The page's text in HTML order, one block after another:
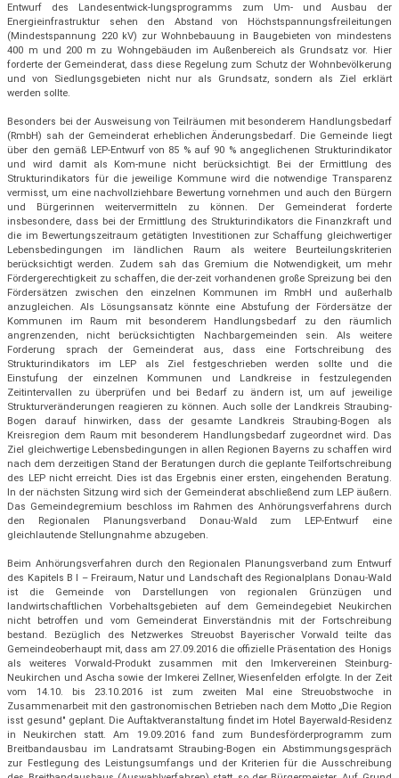
Entwurf des Landesentwick-lungsprogramms zum Um- und Ausbau der
Energieinfrastruktur sehen den Abstand von Höchstspannungsfreileitungen
(Mindestspannung 220 kV) zur Wohnbebauung in Baugebieten von mindestens
400 m und 200 m zu Wohngebäuden im Außenbereich als Grundsatz vor. Hier
forderte der Gemeinderat, dass diese Regelung zum Schutz der Wohnbevölkerung
und von Siedlungsgebieten nicht nur als Grundsatz, sondern als Ziel erklärt
werden sollte.
Besonders bei der Ausweisung von Teilräumen mit besonderem Handlungsbedarf
(RmbH) sah der Gemeinderat erheblichen Änderungsbedarf. Die Gemeinde liegt
über den gemäß LEP-Entwurf von 85 % auf 90 % angeglichenen Strukturindikator
und wird damit als Kom-mune nicht berücksichtigt. Bei der Ermittlung des
Strukturindikators für die jeweilige Kommune wird die notwendige Transparenz
vermisst, um eine nachvollziehbare Bewertung vornehmen und auch den Bürgern
und Bürgerinnen weitervermitteln zu können. Der Gemeinderat forderte
insbesondere, dass bei der Ermittlung des Strukturindikators die Finanzkraft und
die im Bewertungszeitraum getätigten Investitionen zur Schaffung gleichwertiger
Lebensbedingungen im ländlichen Raum als weitere Beurteilungskriterien
berücksichtigt werden. Zudem sah das Gremium die Notwendigkeit, um mehr
Fördergerechtigkeit zu schaffen, die der-zeit vorhandenen große Spreizung bei den
Fördersätzen zwischen den einzelnen Kommunen im RmbH und außerhalb
anzugleichen. Als Lösungsansatz könnte eine Abstufung der Fördersätze der
Kommunen im Raum mit besonderem Handlungsbedarf zu den räumlich
angrenzenden, nicht berücksichtigten Nachbargemeinden sein. Als weitere
Forderung sprach der Gemeinderat aus, dass eine Fortschreibung des
Strukturindikators im LEP als Ziel festgeschrieben werden sollte und die
Einstufung der einzelnen Kommunen und Landkreise in festzulegenden
Zeitintervallen zu überprüfen und bei Bedarf zu ändern ist, um auf jeweilige
Strukturveränderungen reagieren zu können. Auch solle der Landkreis Straubing-
Bogen darauf hinwirken, dass der gesamte Landkreis Straubing-Bogen als
Kreisregion dem Raum mit besonderem Handlungsbedarf zugeordnet wird. Das
Ziel gleichwertige Lebensbedingungen in allen Regionen Bayerns zu schaffen wird
nach dem derzeitigen Stand der Beratungen durch die geplante Teilfortschreibung
des LEP nicht erreicht. Dies ist das Ergebnis einer ersten, eingehenden Beratung.
In der nächsten Sitzung wird sich der Gemeinderat abschließend zum LEP äußern.
Das Gemeindegremium beschloss im Rahmen des Anhörungsverfahrens durch
den Regionalen Planungsverband Donau-Wald zum LEP-Entwurf eine
gleichlautende Stellungnahme abzugeben.
Beim Anhörungsverfahren durch den Regionalen Planungsverband zum Entwurf
des Kapitels B I – Freiraum, Natur und Landschaft des Regionalplans Donau-Wald
ist die Gemeinde von Darstellungen von regionalen Grünzügen und
landwirtschaftlichen Vorbehaltsgebieten auf dem Gemeindegebiet Neukirchen
nicht betroffen und vom Gemeinderat Einverständnis mit der Fortschreibung
bestand. Bezüglich des Netzwerkes Streuobst Bayerischer Vorwald teilte das
Gemeindeoberhaupt mit, dass am 27.09.2016 die offizielle Präsentation des Honigs
als weiteres Vorwald-Produkt zusammen mit den Imkervereinen Steinburg-
Neukirchen und Ascha sowie der Imkerei Zellner, Wiesenfelden erfolgte. In der Zeit
vom 14.10. bis 23.10.2016 ist zum zweiten Mal eine Streuobstwoche in
Zusammenarbeit mit den gastronomischen Betrieben nach dem Motto „Die Region
isst gesund" geplant. Die Auftaktveranstaltung findet im Hotel Bayerwald-Residenz
in Neukirchen statt. Am 19.09.2016 fand zum Bundesförderprogramm zum
Breitbandausbau im Landratsamt Straubing-Bogen ein Abstimmungsgespräch
zur Festlegung des Leistungsumfangs und der Kriterien für die Ausschreibung